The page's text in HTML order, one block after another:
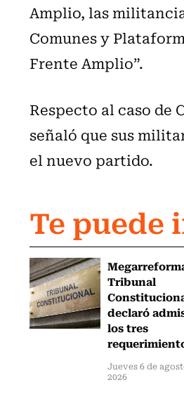
Amplio, las
Comunes y
Frente Amplio”.
Respecto al caso de
señaló que sus
el nuevo partido.
Te puede
Tribunal
declaró
los tres
Jueves 6 de
2026